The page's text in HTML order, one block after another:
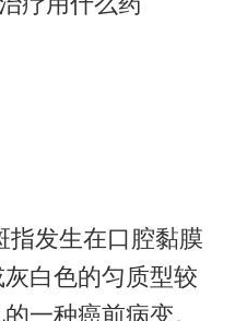
指发生在口腔黏膜
白色的匀质型较